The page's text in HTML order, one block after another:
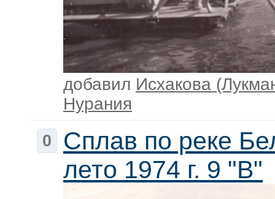
добавил Исхакова
Нурания
0
Сплав по реке
лето 1974 г. 9 "В"